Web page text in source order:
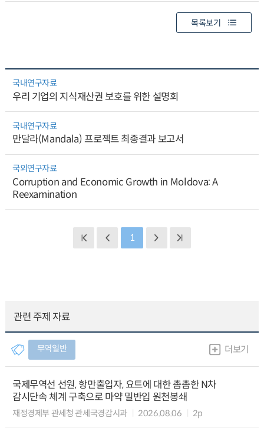
목록보기
국내연구자료
우리 기업의 지식재산권 보호를 위한 설명회
국내연구자료
만달라(Mandala) 프로젝트 최종결과 보고서
국외연구자료
Corruption and Economic Growth in Moldova: A
Reexamination
1
관련 주제 자료
무역일반 더보기
국제무역선 선원, 항만출입자, 요트에 대한 촘촘한 N차
감시단속 체계 구축으로 마약 밀반입 원천봉쇄
재정경제부 관세청 관세국경감시과 2026.08.06 2p